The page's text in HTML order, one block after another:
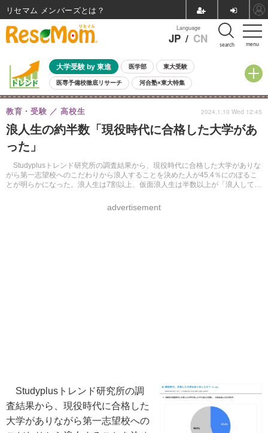
menu
Language
JP / CN search
大学受験 by 東進 医学部 東大受験
医専予備校徹底リサーチ 河合塾×東大特集
親子で考える大学選び 高校受験 中学受験 小学校受験
共通テスト 夏休み
8月開催イベント・WS 全国公立高校 過去問 人気記事
自由研究教材（小学生向け）
浪人生の約半数「現役時代に合格した大学があ
った」
Studyplusトレンド研究所の調査結果から、現役時代に合格した大学がありな
がら第一志望校へのこだわりから浪人することを決めた人が45.4％にのぼるこ
とが明らかになった。浪人生は7割以上、仮面浪人生は半数以上が「浪人して良
教育・受験 高校生
advertisement
2024.1.10 Wed 12:45
Studyplusトレンド研究所の調
査結果から、現役時代に合格した
大学がありながら第一志望校への
リセマム メンバーズ